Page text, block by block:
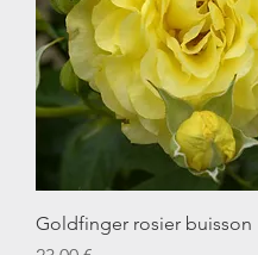
Goldfinger rosier buisson